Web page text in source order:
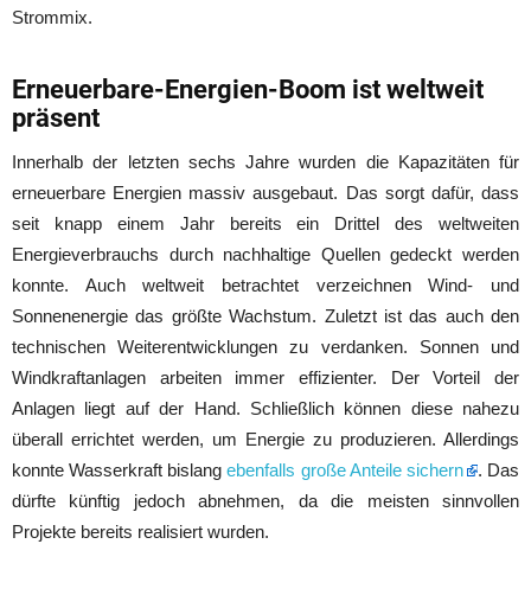
Strommix.
Erneuerbare-Energien-Boom ist weltweit
präsent
Innerhalb der letzten sechs Jahre wurden die Kapazitäten für
erneuerbare Energien massiv ausgebaut. Das sorgt dafür, dass
seit knapp einem Jahr bereits ein Drittel des weltweiten
Energieverbrauchs durch nachhaltige Quellen gedeckt werden
konnte. Auch weltweit betrachtet verzeichnen Wind- und
Sonnenenergie das größte Wachstum. Zuletzt ist das auch den
technischen Weiterentwicklungen zu verdanken. Sonnen und
Windkraftanlagen arbeiten immer effizienter. Der Vorteil der
Anlagen liegt auf der Hand. Schließlich können diese nahezu
überall errichtet werden, um Energie zu produzieren. Allerdings
konnte Wasserkraft bislangebenfalls große Anteile sichern
. Das
dürfte künftig jedoch abnehmen, da die meisten sinnvollen
Projekte bereits realisiert wurden.